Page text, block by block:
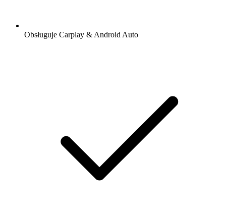
Obsługuje Carplay & Android Auto